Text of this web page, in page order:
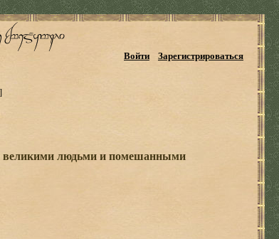
Войти Зарегистрироваться
великими людьми и помешанными